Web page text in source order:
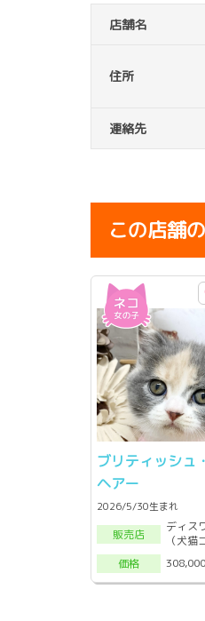
店舗名
住所
連絡先
この店舗
ブリティッシュ
ヘアー
2026/5/30生まれ
販売店
ディス
（犬猫
価格